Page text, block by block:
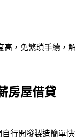
，免繁瑣手續，
房屋借貸
行開發製造簡單